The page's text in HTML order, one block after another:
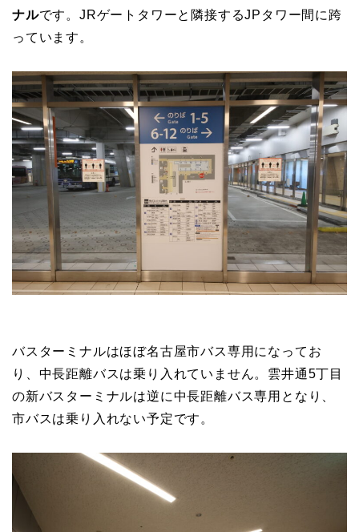
ナルです。JRゲートタワーと隣接するJPタワー間に跨
っています。
バスターミナルはほぼ名古屋市バス専用になってお
り、中長距離バスは乗り入れていません。雲井通5丁目
の新バスターミナルは逆に中長距離バス専用となり、
市バスは乗り入れない予定です。